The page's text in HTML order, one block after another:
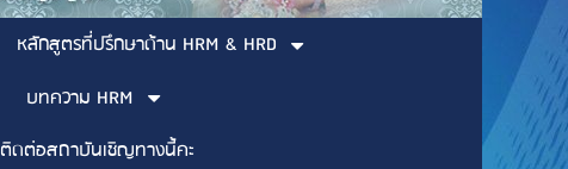
หลักสูตรที่ปรึกษาด้าน HRM & HRD
บทความ HRM
ติดต่อสถาบันเชิญทางนี้คะ